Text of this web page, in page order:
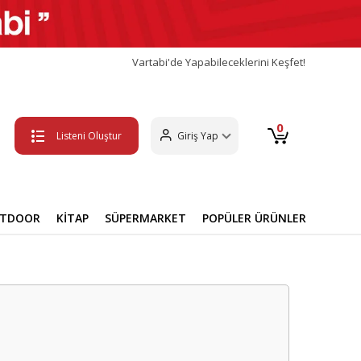
Vartabi'de Yapabileceklerini Keşfet!
Listeni Oluştur Giriş Yap 0
KİTAP SÜPERMARKET POPÜLER ÜRÜNLER